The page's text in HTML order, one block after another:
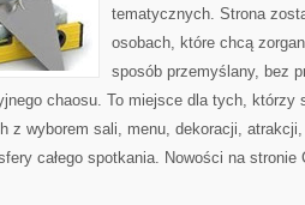
tematycznych. Strona
osobach, które chcą
sposób przemyślany, bez
chaosu. To miejsce dla tych, którzy
z wyborem sali, menu, dekoracji,
całego spotkania. Nowości na